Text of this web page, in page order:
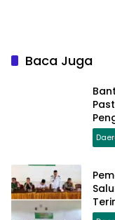
Baca Juga